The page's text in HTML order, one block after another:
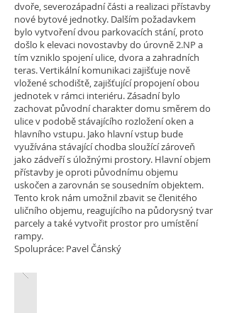
dvoře, severozápadní části a realizaci přístavby
nové bytové jednotky. Dalším požadavkem
bylo vytvoření dvou parkovacích stání, proto
došlo k elevaci novostavby do úrovně 2.NP a
tím vzniklo spojení ulice, dvora a zahradních
teras. Vertikální komunikaci zajišťuje nově
vložené schodiště, zajišťující propojení obou
jednotek v rámci interiéru. Zásadní bylo
zachovat původní charakter domu směrem do
ulice v podobě stávajícího rozložení oken a
hlavního vstupu. Jako hlavní vstup bude
využívána stávající chodba sloužící zároveň
jako zádveří s úložnými prostory. Hlavní objem
přístavby je oproti původnímu objemu
uskočen a zarovnán se sousedním objektem.
Tento krok nám umožnil zbavit se členitého
uličního objemu, reagujícího na půdorysný tvar
parcely a také vytvořit prostor pro umístění
rampy.
Spolupráce: Pavel Čánský